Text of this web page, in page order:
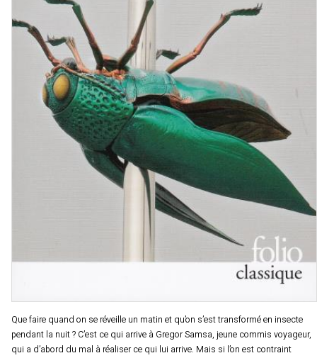
Que faire quand on se réveille un matin et qu’on s’est transformé en insecte
pendant la nuit ? C’est ce qui arrive à Gregor Samsa, jeune commis voyageur,
qui a d’abord du mal à réaliser ce qui lui arrive. Mais si l’on est contraint